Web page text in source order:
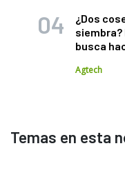
¿Dos
siembra?
busca
Agtech
Temas en esta